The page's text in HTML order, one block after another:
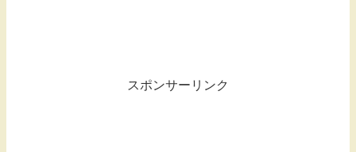
スポンサーリンク